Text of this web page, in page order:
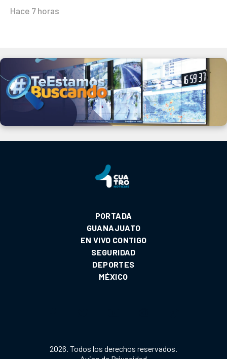
Hace 7 horas
PORTADA
GUANAJUATO
EN VIVO CONTIGO
SEGURIDAD
DEPORTES
MÉXICO
2026. Todos los derechos reservados.